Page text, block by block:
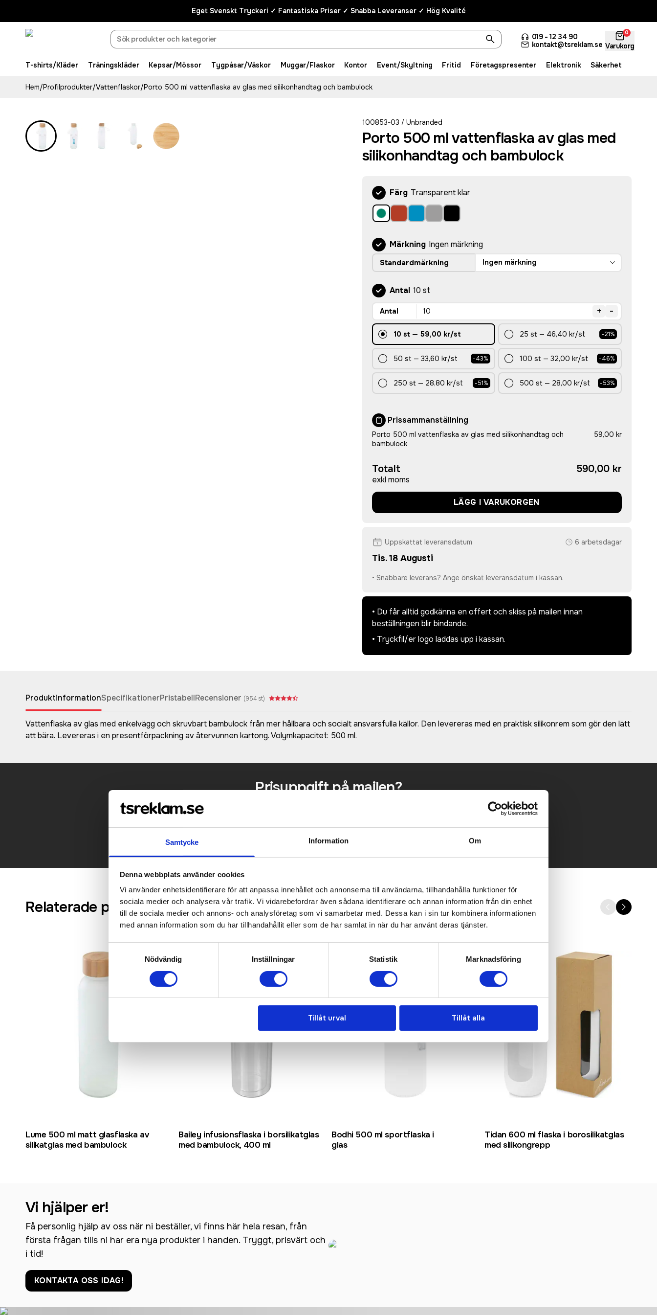
Samtycke Information Om
Denna webbplats använder cookies
Vi använder enhetsidentifierare för att anpassa innehållet och annonserna till användarna, tillhandahålla funktioner för
sociala medier och analysera vår trafik. Vi vidarebefordrar även sådana identifierare och annan information från din enhet
till de sociala medier och annons- och analysföretag som vi samarbetar med. Dessa kan i sin tur kombinera informationen
med annan information som du har tillhandahållit eller som de har samlat in när du har använt deras tjänster.
Nödvändig
Inställningar Statistik Marknadsföring
Tillåt urval Tillåt alla
Eget Svenskt Tryckeri ✓ Fantastiska Priser ✓ Snabba Leveranser ✓ Hög Kvalité
019 - 12 34 90
kontakt@tsreklam.se
0
Varukorg
T-shirts/Kläder Träningskläder Kepsar/Mössor Tygpåsar/Väskor Muggar/Flaskor Kontor Event/Skyltning Fritid Företagspresenter Elektronik Säkerhet
Hem/Profilprodukter/Vattenflaskor/Porto 500 ml vattenflaska av glas med silikonhandtag och bambulock
100853-03 / Unbranded
Porto 500 ml vattenflaska av glas med
silikonhandtag och bambulock
Färg Transparent klar
Märkning Ingen märkning
Standardmärkning Ingen märkning
Antal 10 st
Antal + -
10 st— 59,00 kr/st 25 st — 46,40 kr/st -21%
50 st — 33,60 kr/st -43% 100 st —32,00 kr/st -46%
250 st — 28,80 kr/st -51% 500 st — 28,00 kr/st -53%
Prissammanställning
Porto 500 ml vattenflaska av glas med silikonhandtag och
bambulock
59,00 kr
Totalt
exkl moms
590,00 kr
LÄGG I VARUKORGEN
Uppskattat leveransdatum 6 arbetsdagar
Tis. 18 Augusti
• Snabbare leverans? Ange önskat leveransdatum i kassan.
• Du får alltid godkänna en offert och skiss på mailen innan
beställningen blir bindande.
• Tryckfil/er logo laddas upp i kassan.
ProduktinformationSpecifikationerPristabellRecensioner (954 st)
Vattenflaska av glas med enkelvägg och skruvbart bambulock från mer hållbara och socialt ansvarsfulla källor. Den levereras med en praktisk silikonrem som gör den lätt
att bära. Levereras i en presentförpackning av återvunnen kartong. Volymkapacitet: 500 ml.
Prisuppgift på mailen?
Kontakta oss här för att få förslag på produkt och pris över mailen.
KONTAKTA OSS
Relaterade produkter
Lume 500 ml matt glasflaska av
silikatglas med bambulock
Bailey infusionsflaska i borsilikatglas
med bambulock, 400 ml
Bodhi 500 ml sportflaska i
glas
Tidan 600 ml flaska i borosilikatglas
med silikongrepp
Vi hjälper er!
Få personlig hjälp av oss när ni beställer, vi finns här hela resan, från
första frågan tills ni har era nya produkter i handen. Tryggt, prisvärt och
i tid!
KONTAKTA OSS IDAG!